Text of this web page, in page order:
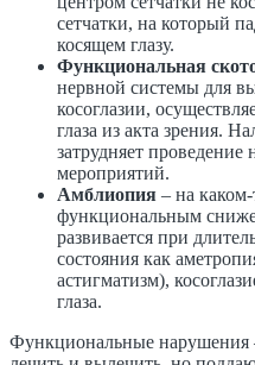
сетчатки, на который
косящем глазу.
Функциональная
нервной системы для
косоглазии,
глаза из акта зрения.
затрудняет
мероприятий.
Амблиопия – на каком-
функциональным
развивается при
состояния как
астигматизм),
глаза.
Функциональные нарушения